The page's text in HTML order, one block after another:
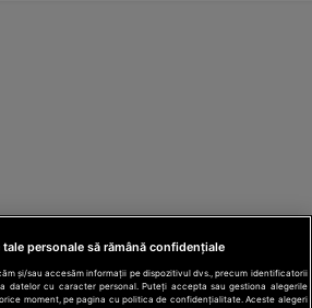
tale personale să rămână confidențiale
și/sau accesăm informații pe dispozitivul dvs., precum identificatorii
datelor cu caracter personal. Puteți accepta sau gestiona alegerile
moment, pe pagina cu politica de confidențialitate. Aceste alegeri